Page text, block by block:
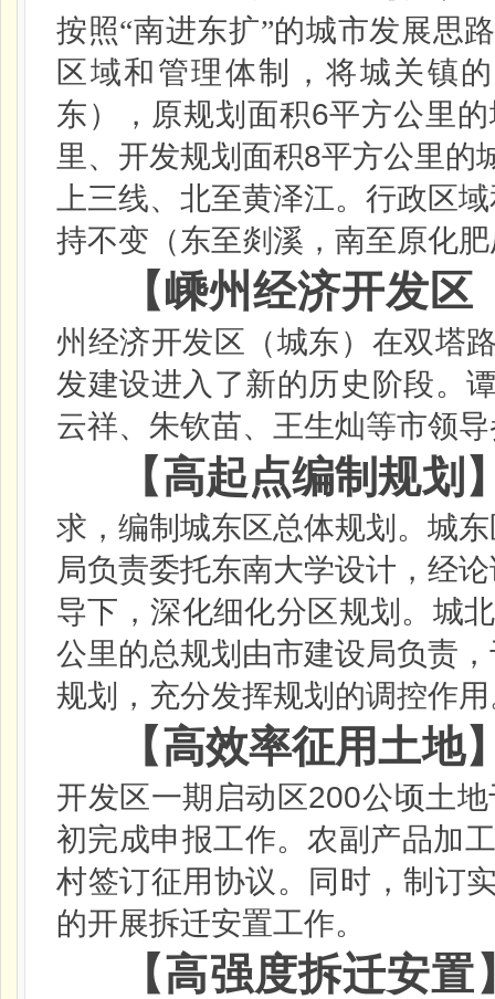
按照“南进东扩”的城市发展思
区域和管理体制，将城关镇
东），原规划面积6平方公里
里、开发规划面积8平方公里的
上三线、北至黄泽江。行政区
持不变（东至剡溪，南至原化
【嵊州经济开发
州经济开发区（城东）在双塔
发建设进入了新的历史阶段。
云祥、朱钦苗、王生灿等市领
【高起点编制规划
求，编制城东区总体规划。城
局负责委托东南大学设计，经
导下，深化细化分区规划。城
公里的总规划由市建设局负责
规划，充分发挥规划的调控作
【高效率征用土地
开发区一期启动区200公顷土
初完成申报工作。农副产品加
村签订征用协议。同时，制订
的开展拆迁安置工作。
【高强度拆迁安置